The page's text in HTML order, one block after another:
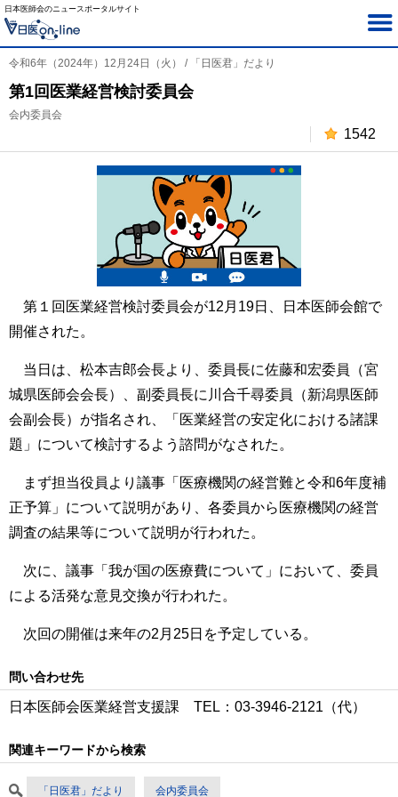
日本医師会のニュースポータルサイト
令和6年（2024年）12月24日（火） / 「日医君」だより
第1回医業経営検討委員会
会内委員会
1542
第１回医業経営検討委員会が12月19日、日本医師会館で
開催された。
当日は、松本吉郎会長より、委員長に佐藤和宏委員（宮
城県医師会会長）、副委員長に川合千尋委員（新潟県医師
会副会長）が指名され、「医業経営の安定化における諸課
題」について検討するよう諮問がなされた。
まず担当役員より議事「医療機関の経営難と令和6年度補
正予算」について説明があり、各委員から医療機関の経営
調査の結果等について説明が行われた。
次に、議事「我が国の医療費について」において、委員
による活発な意見交換が行われた。
次回の開催は来年の2月25日を予定している。
問い合わせ先
日本医師会医業経営支援課 TEL：03-3946-2121（代）
関連キーワードから検索
「日医君」だより 会内委員会